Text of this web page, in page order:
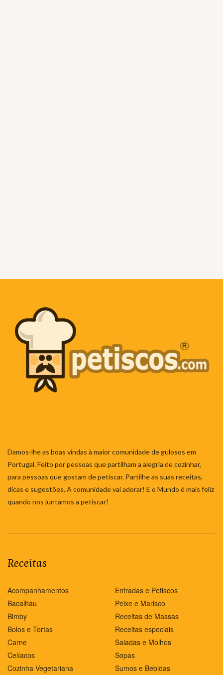
Damos-lhe as boas vindas à maior comunidade de gulosos em
Portugal. Feito por pessoas que partilham a alegria de cozinhar,
para pessoas que gostam de petiscar. Partilhe as suas receitas,
dicas e sugestões. A comunidade vai adorar! E o Mundo é mais feliz
quando nos juntamos a petiscar!
Receitas
Acompanhamentos
Bacalhau
Bimby
Bolos e Tortas
Carne
Celíacos
Cozinha Vegetariana
Entradas e Petiscos
Peixe e Marisco
Receitas de Massas
Receitas especiais
Saladas e Molhos
Sopas
Sumos e Bebidas